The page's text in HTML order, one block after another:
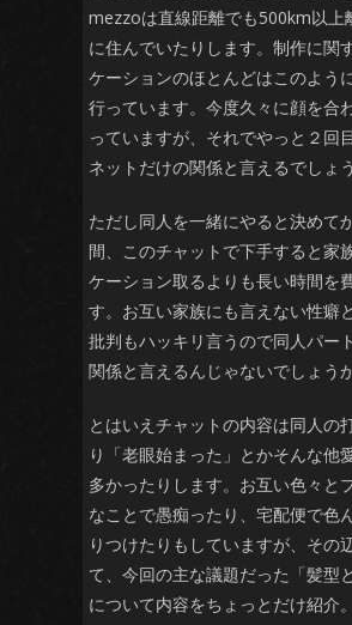
mezzoは直線距離でも500km以上
に住んでいたりします。制作に関
ケーションのほとんどはこのよう
行っています。今度久々に顔を合
っていますが、それでやっと２回
ネットだけの関係と言えるでしょう
ただし同人を一緒にやると決めて
間、このチャットで下手すると家
ケーション取るよりも長い時間を
す。お互い家族にも言えない性癖
批判もハッキリ言うので同人パー
関係と言えるんじゃないでしょう
とはいえチャットの内容は同人の
り「老眼始まった」とかそんな他
多かったりします。お互い色々と
なことで愚痴ったり、宅配便で色
りつけたりもしていますが、その
て、今回の主な議題だった「髪型
について内容をちょっとだけ紹介。